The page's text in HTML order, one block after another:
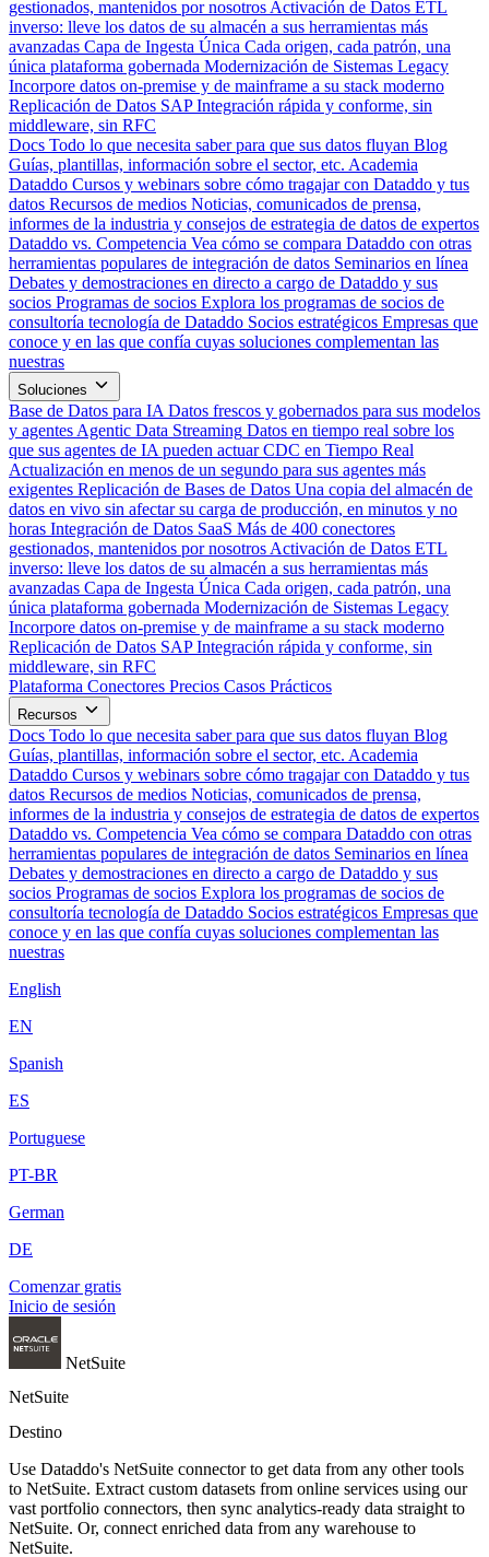
gestionados, mantenidos por nosotros Activación de Datos ETL
inverso: lleve los datos de su almacén a sus herramientas más
avanzadas Capa de Ingesta Única Cada origen, cada patrón, una
única plataforma gobernada Modernización de Sistemas Legacy
Incorpore datos on-premise y de mainframe a su stack moderno
Replicación de Datos SAP Integración rápida y conforme, sin
middleware, sin RFC
Docs Todo lo que necesita saber para que sus datos fluyan Blog
Guías, plantillas, información sobre el sector, etc. Academia
Dataddo Cursos y webinars sobre cómo tragajar con Dataddo y tus
datos Recursos de medios Noticias, comunicados de prensa,
informes de la industria y consejos de estrategia de datos de expertos
Dataddo vs. Competencia Vea cómo se compara Dataddo con otras
herramientas populares de integración de datos Seminarios en línea
Debates y demostraciones en directo a cargo de Dataddo y sus
socios Programas de socios Explora los programas de socios de
consultoría tecnología de Dataddo Socios estratégicos Empresas que
conoce y en las que confía cuyas soluciones complementan las
nuestras
Soluciones
Base de Datos para IA Datos frescos y gobernados para sus modelos
y agentes Agentic Data Streaming Datos en tiempo real sobre los
que sus agentes de IA pueden actuar CDC en Tiempo Real
Actualización en menos de un segundo para sus agentes más
exigentes Replicación de Bases de Datos Una copia del almacén de
datos en vivo sin afectar su carga de producción, en minutos y no
horas Integración de Datos SaaS Más de 400 conectores
gestionados, mantenidos por nosotros Activación de Datos ETL
inverso: lleve los datos de su almacén a sus herramientas más
avanzadas Capa de Ingesta Única Cada origen, cada patrón, una
única plataforma gobernada Modernización de Sistemas Legacy
Incorpore datos on-premise y de mainframe a su stack moderno
Replicación de Datos SAP Integración rápida y conforme, sin
middleware, sin RFC
Plataforma Conectores Precios Casos Prácticos
Recursos
Docs Todo lo que necesita saber para que sus datos fluyan Blog
Guías, plantillas, información sobre el sector, etc. Academia
Dataddo Cursos y webinars sobre cómo tragajar con Dataddo y tus
datos Recursos de medios Noticias, comunicados de prensa,
informes de la industria y consejos de estrategia de datos de expertos
Dataddo vs. Competencia Vea cómo se compara Dataddo con otras
herramientas populares de integración de datos Seminarios en línea
Debates y demostraciones en directo a cargo de Dataddo y sus
socios Programas de socios Explora los programas de socios de
consultoría tecnología de Dataddo Socios estratégicos Empresas que
conoce y en las que confía cuyas soluciones complementan las
nuestras
English
EN
Spanish
ES
Portuguese
PT-BR
German
DE
Comenzar gratis
Inicio de sesión
NetSuite
NetSuite
Destino
Use Dataddo's NetSuite connector to get data from any other tools
to NetSuite. Extract custom datasets from online services using our
vast portfolio connectors, then sync analytics-ready data straight to
NetSuite. Or, connect enriched data from any warehouse to
NetSuite.